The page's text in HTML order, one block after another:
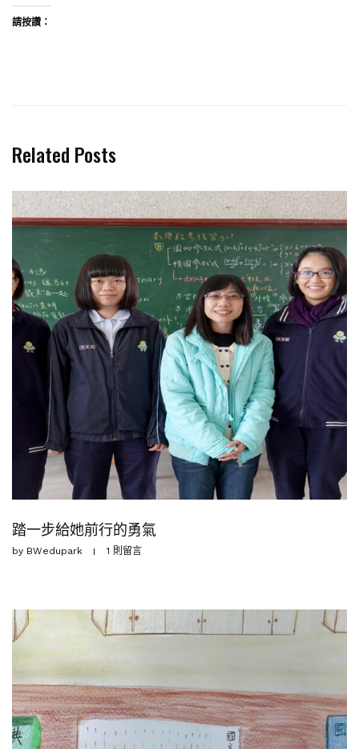
請按讚：
Related Posts
踏一步給她前行的勇氣
by BWedupark 1 則留言